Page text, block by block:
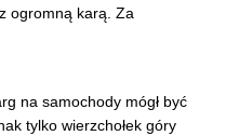
ogromną karą. Za
na samochody mógł być
tylko wierzchołek góry